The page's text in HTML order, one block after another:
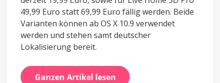
49,99 Euro statt 69,99 Euro fällig werden. Beide
Varianten können ab OS X 10.9 verwendet
werden und stehen samt deutscher
Lokalisierung bereit.
Ganzen Artikel lesen